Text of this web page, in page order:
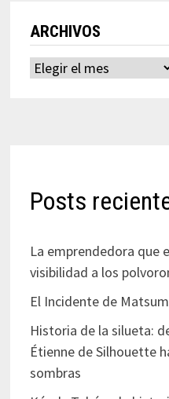
ARCHIVOS
Archivos
Posts
La emprendedora que
visibilidad a los
El Incidente de
Historia de la silueta:
Étienne de Silhouette
sombras